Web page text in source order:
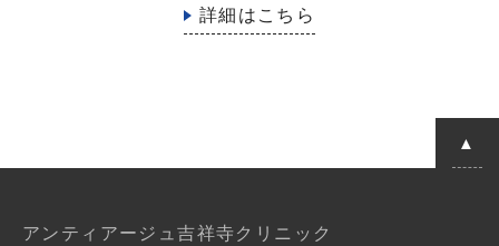
詳細はこちら
アンティアージュ吉祥寺クリニック